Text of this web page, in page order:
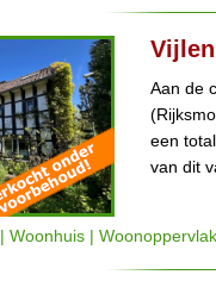
Aan de
een
van dit
| Woonhuis |